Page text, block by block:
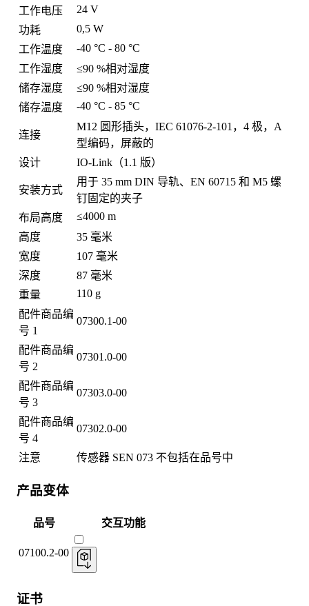
工作电压
24 V
功耗
0,5 W
工作温度
-40 °C - 80 °C
工作湿度
≤90 %相对湿度
储存湿度
≤90 %相对湿度
储存温度
-40 °C - 85 °C
连接
M12 圆形插头，IEC 61076-2-101，4 极，A
型编码，屏蔽的
设计
IO-Link（1.1 版）
安装方式
用于 35 mm DIN 导轨、EN 60715 和 M5 螺
钉固定的夹子
布局高度
≤4000 m
高度
35 毫米
宽度
107 毫米
深度
87 毫米
重量
110 g
配件商品编
号 1
07300.1-00
配件商品编
号 2
07301.0-00
配件商品编
号 3
07303.0-00
配件商品编
号 4
07302.0-00
注意 传感器 SEN 073 不包括在品号中
产品变体
品号 交互功能
07100.2-00
证书